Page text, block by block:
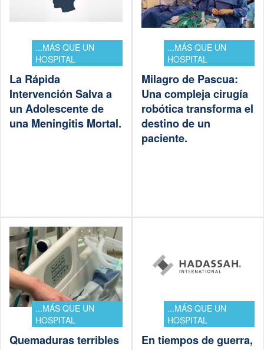
...MÁS QUE UN
HOSPITAL
La Rápida
Intervención Salva a
un Adolescente de
una Meningitis Mortal.
...MÁS QUE UN
HOSPITAL
Milagro de Pascua:
Una compleja cirugía
robótica transforma el
destino de un
paciente.
...MÁS QUE UN
HOSPITAL
Quemaduras terribles
...MÁS QUE UN
HOSPITAL
En tiempos de guerra,